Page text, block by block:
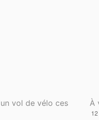
vol de vélo ces
À